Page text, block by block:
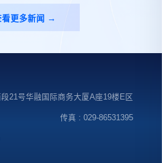
看更多新闻 →
21号华融国际商务大厦A座19楼E区
传真 : 029-86531395